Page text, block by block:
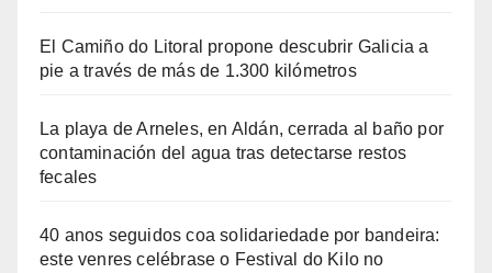
El Camiño do Litoral propone descubrir Galicia a
pie a través de más de 1.300 kilómetros
La playa de Arneles, en Aldán, cerrada al baño por
contaminación del agua tras detectarse restos
fecales
40 anos seguidos coa solidariedade por bandeira:
este venres celébrase o Festival do Kilo no